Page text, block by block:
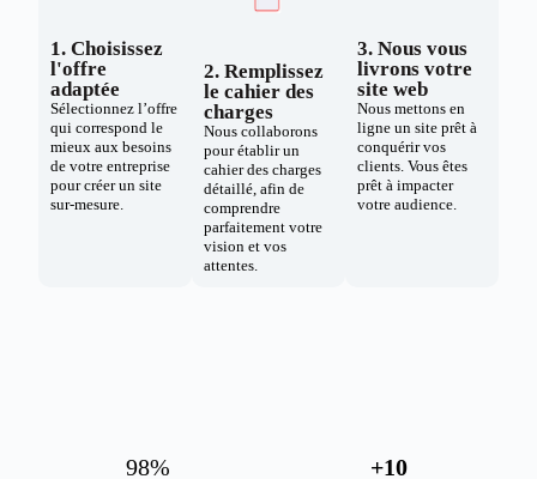
1. Choisissez
l'offre
adaptée
Sélectionnez l’offre
qui correspond le
mieux aux besoins
de votre entreprise
pour créer un site
sur-mesure.
2. Remplissez
le cahier des
charges
Nous collaborons
pour établir un
cahier des charges
détaillé, afin de
comprendre
parfaitement votre
vision et vos
attentes.
3. Nous vous
livrons votre
site web
Nous mettons en
ligne un site prêt à
conquérir vos
clients. Vous êtes
prêt à impacter
votre audience.
98% +10